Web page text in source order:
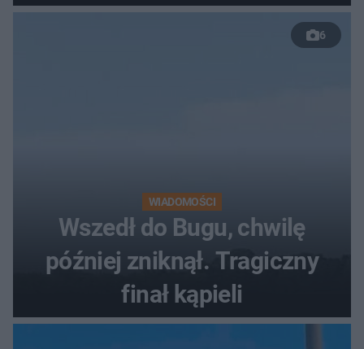
50 %!"
6
WIADOMOŚCI
Wszedł do Bugu, chwilę
później zniknął. Tragiczny
finał kąpieli